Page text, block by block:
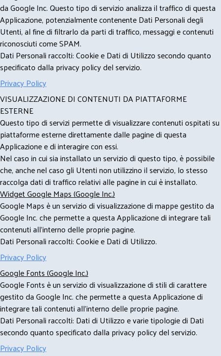
da Google Inc. Questo tipo di servizio analizza il traffico di questa
Applicazione, potenzialmente contenente Dati Personali degli
Utenti, al fine di filtrarlo da parti di traffico, messaggi e contenuti
riconosciuti come SPAM.
Dati Personali raccolti: Cookie e Dati di Utilizzo secondo quanto
specificato dalla privacy policy del servizio.
Privacy Policy
VISUALIZZAZIONE DI CONTENUTI DA PIATTAFORME
ESTERNE
Questo tipo di servizi permette di visualizzare contenuti ospitati su
piattaforme esterne direttamente dalle pagine di questa
Applicazione e di interagire con essi.
Nel caso in cui sia installato un servizio di questo tipo, è possibile
che, anche nel caso gli Utenti non utilizzino il servizio, lo stesso
raccolga dati di traffico relativi alle pagine in cui è installato.
Widget Google Maps (Google Inc.)
Google Maps è un servizio di visualizzazione di mappe gestito da
Google Inc. che permette a questa Applicazione di integrare tali
contenuti all'interno delle proprie pagine.
Dati Personali raccolti: Cookie e Dati di Utilizzo.
Privacy Policy
Google Fonts (Google Inc.)
Google Fonts è un servizio di visualizzazione di stili di carattere
gestito da Google Inc. che permette a questa Applicazione di
integrare tali contenuti all'interno delle proprie pagine.
Dati Personali raccolti: Dati di Utilizzo e varie tipologie di Dati
secondo quanto specificato dalla privacy policy del servizio.
Privacy Policy